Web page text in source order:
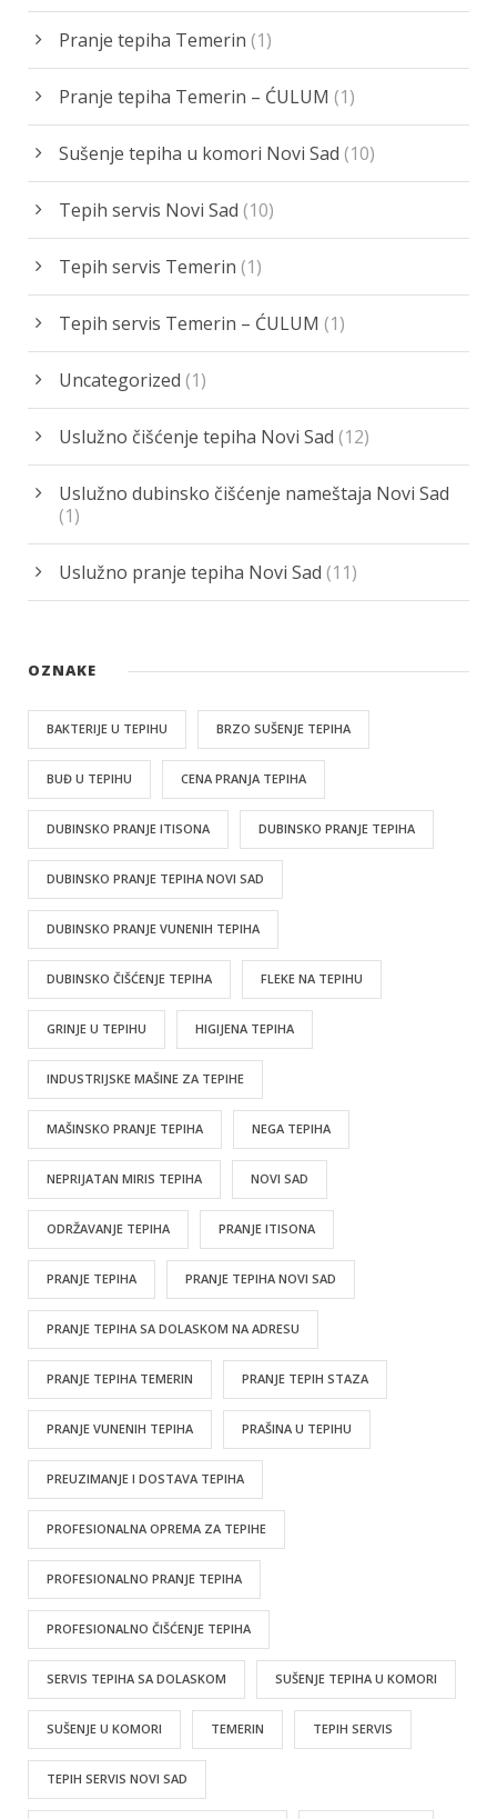
Pranje tepiha Temerin (1)
Pranje tepiha Temerin – ĆULUM (1)
Sušenje tepiha u komori Novi Sad (10)
Tepih servis Novi Sad (10)
Tepih servis Temerin (1)
Tepih servis Temerin – ĆULUM (1)
Uncategorized (1)
Uslužno čišćenje tepiha Novi Sad (12)
Uslužno dubinsko čišćenje nameštaja Novi Sad
(1)
Uslužno pranje tepiha Novi Sad (11)
OZNAKE
BAKTERIJE U TEPIHU BRZO SUŠENJE TEPIHA
BUĐ U TEPIHU CENA PRANJA TEPIHA
DUBINSKO PRANJE ITISONA DUBINSKO PRANJE TEPIHA
DUBINSKO PRANJE TEPIHA NOVI SAD
DUBINSKO PRANJE VUNENIH TEPIHA
DUBINSKO ČIŠĆENJE TEPIHA FLEKE NA TEPIHU
GRINJE U TEPIHU HIGIJENA TEPIHA
INDUSTRIJSKE MAŠINE ZA TEPIHE
MAŠINSKO PRANJE TEPIHA NEGA TEPIHA
NEPRIJATAN MIRIS TEPIHA NOVI SAD
ODRŽAVANJE TEPIHA PRANJE ITISONA
PRANJE TEPIHA PRANJE TEPIHA NOVI SAD
PRANJE TEPIHA SA DOLASKOM NA ADRESU
PRANJE TEPIHA TEMERIN PRANJE TEPIH STAZA
PRANJE VUNENIH TEPIHA PRAŠINA U TEPIHU
PREUZIMANJE I DOSTAVA TEPIHA
PROFESIONALNA OPREMA ZA TEPIHE
PROFESIONALNO PRANJE TEPIHA
PROFESIONALNO ČIŠĆENJE TEPIHA
SERVIS TEPIHA SA DOLASKOM SUŠENJE TEPIHA U KOMORI
SUŠENJE U KOMORI TEMERIN TEPIH SERVIS
TEPIH SERVIS NOVI SAD